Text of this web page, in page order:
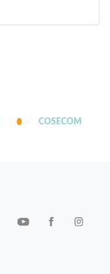
COSECOM